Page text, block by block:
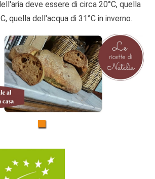
deve essere di circa 20°C, quella
quella dell'acqua di 31°C in inverno.